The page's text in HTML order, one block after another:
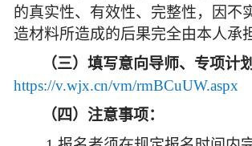
的真实性、有效性、完整性，因不
造材料所造成的后果完全由本人承
（三）填写意向导师、专项计划
https://v.wjx.cn/vm/rmBCuUW.aspx
（四）注意事项：